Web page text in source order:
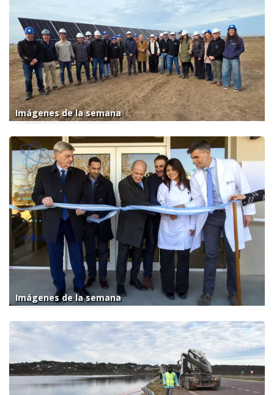
Imágenes de la semana
Imágenes de la semana